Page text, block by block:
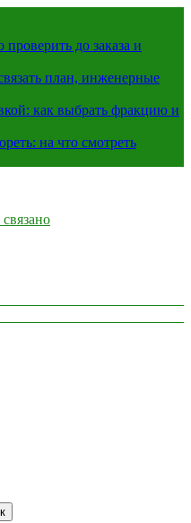
до заказа и
план, инженерные
как выбрать фракцию и
на что смотреть